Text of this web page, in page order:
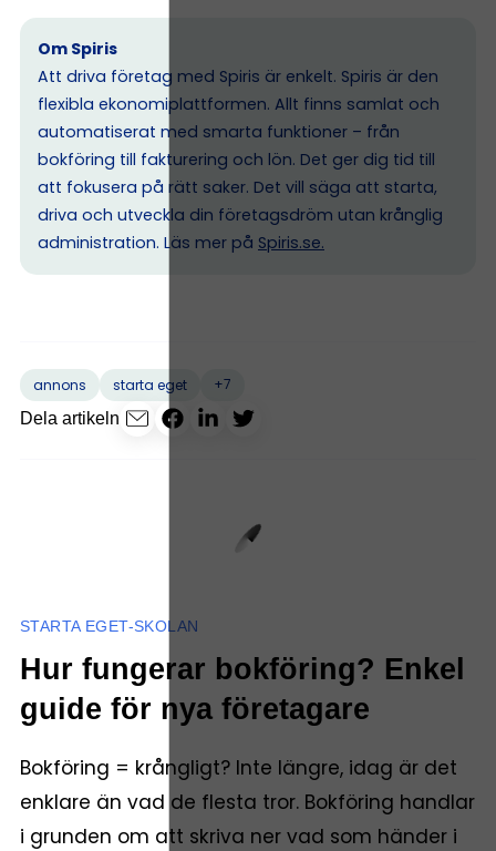
Om Spiris
Att driva företag med Spiris är enkelt. Spiris är den
flexibla ekonomiplattformen. Allt finns samlat och
automatiserat med smarta funktioner – från
bokföring till fakturering och lön. Det ger dig tid till
att fokusera på rätt saker. Det vill säga att starta,
driva och utveckla din företagsdröm utan krånglig
administration. Läs mer på Spiris.se.
annons starta eget
+7
Dela artikeln
STARTA EGET-SKOLAN
Hur fungerar bokföring? Enkel
guide för nya företagare
Bokföring = krångligt? Inte längre, idag är det
enklare än vad de flesta tror. Bokföring handlar
i grunden om att skriva ner vad som händer i